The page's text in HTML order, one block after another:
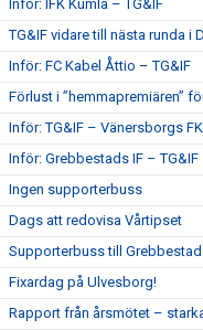
Inför: IFK Kumla – TG&IF
TG&IF vidare till nästa runda i
Inför: FC Kabel Åttio – TG&IF
Förlust i ”hemmapremiären”
Inför: TG&IF – Vänersborgs FK
Inför: Grebbestads IF – TG&IF
Ingen supporterbuss
Dags att redovisa Vårtipset
Supporterbuss till Grebbestad
Fixardag på Ulvesborg!
Rapport från årsmötet –